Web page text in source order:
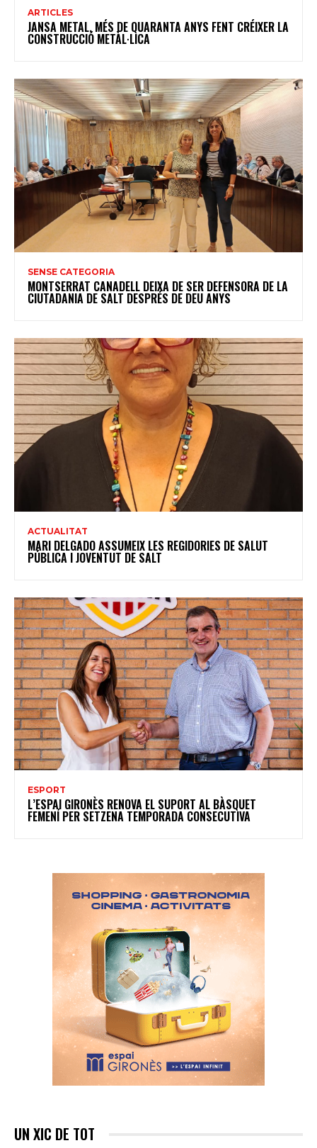
ARTICLES
JANSA METAL, MÉS DE QUARANTA ANYS FENT CRÉIXER LA
CONSTRUCCIÓ METÀL·LICA
SENSE CATEGORIA
MONTSERRAT CANADELL DEIXA DE SER DEFENSORA DE LA
CIUTADANIA DE SALT DESPRÉS DE DEU ANYS
ACTUALITAT
MARI DELGADO ASSUMEIX LES REGIDORIES DE SALUT
PÚBLICA I JOVENTUT DE SALT
ESPORT
L’ESPAI GIRONÈS RENOVA EL SUPORT AL BÀSQUET
FEMENÍ PER SETZENA TEMPORADA CONSECUTIVA
UN XIC DE TOT